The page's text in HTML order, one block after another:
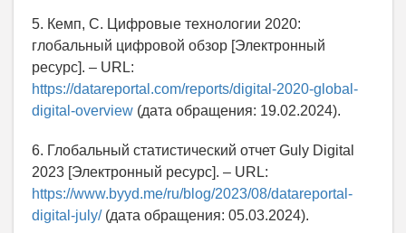
5. Кемп, С. Цифровые технологии 2020:
глобальный цифровой обзор [Электронный
ресурс]. – URL:
https://datareportal.com/reports/digital-2020-global-
digital-overview (дата обращения: 19.02.2024).
6. Глобальный статистический отчет Guly Digital
2023 [Электронный ресурс]. – URL:
https://www.byyd.me/ru/blog/2023/08/datareportal-
digital-july/(дата обращения: 05.03.2024).